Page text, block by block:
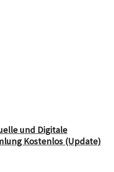
und Digitale
Kostenlos (Update)